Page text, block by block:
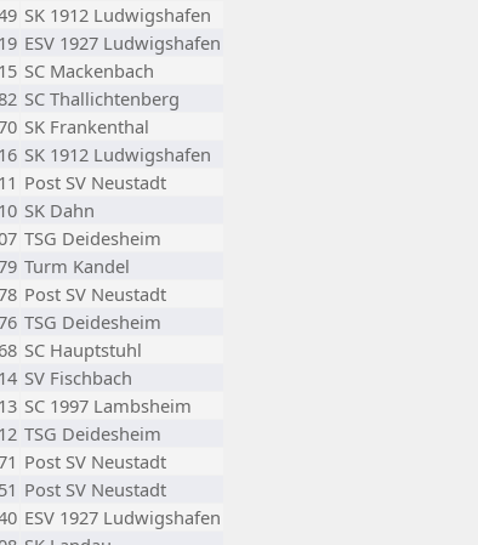
SK 1912 Ludwigshafen
ESV 1927 Ludwigshafen
SC Mackenbach
SC Thallichtenberg
SK Frankenthal
SK 1912 Ludwigshafen
Post SV Neustadt
SK Dahn
TSG Deidesheim
Turm Kandel
Post SV Neustadt
TSG Deidesheim
SC Hauptstuhl
SV Fischbach
SC 1997 Lambsheim
TSG Deidesheim
Post SV Neustadt
Post SV Neustadt
ESV 1927 Ludwigshafen